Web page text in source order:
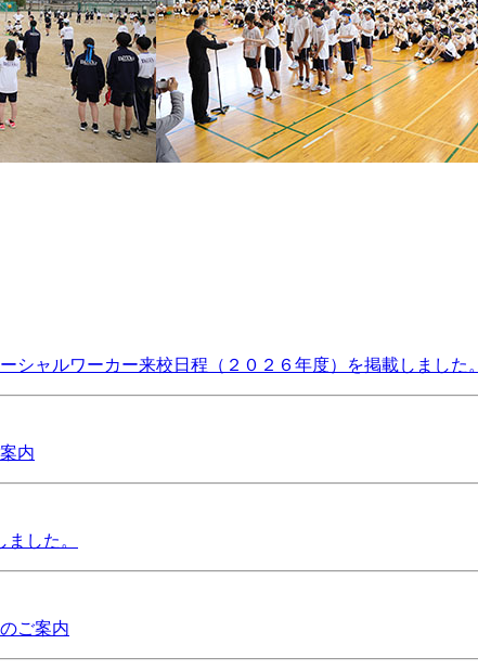
シャルワーカー来校日程（２０２６年度）を掲載しました。
内
した。
ご案内